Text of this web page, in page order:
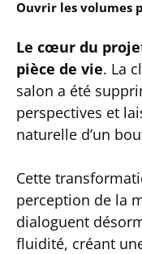
Ouvrir les volumes
Le cœur du
pièce de vie. La
salon a été
perspectives et
naturelle d’un
Cette
perception de la
dialoguent
fluidité, créant